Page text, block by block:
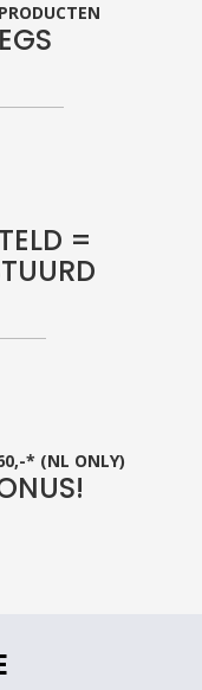
=
* (NL ONLY)